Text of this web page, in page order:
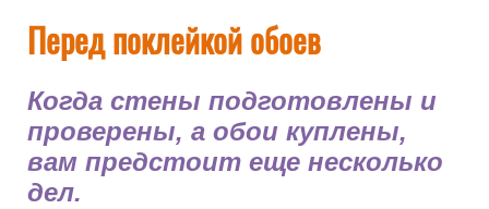
Перед поклейкой обоев
Когда стены подготовлены и
проверены, а обои куплены,
вам предстоит еще несколько
дел.